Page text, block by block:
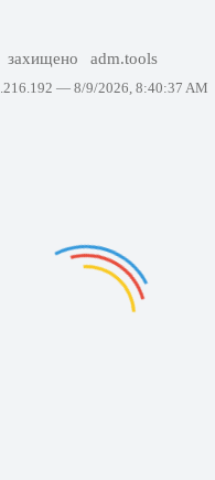
захищено adm.tools
— 8/9/2026, 8:40:37 AM